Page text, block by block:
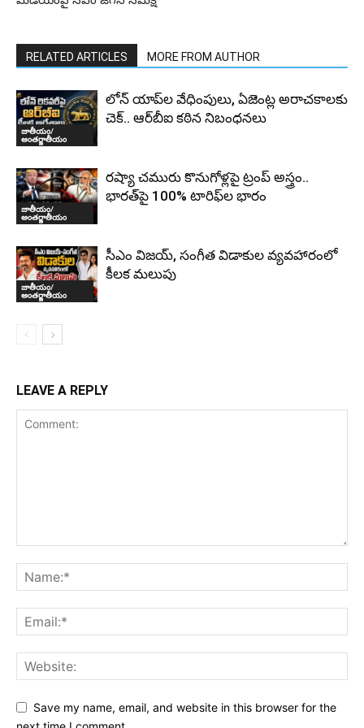
RELATED ARTICLES MORE FROM AUTHOR
జాతీయం/
అంతర్జాతీయం
లోన్ యాప్‌ల వేధింపులు, ఏజెంట్ల అరాచకాలకు
చెక్.. ఆర్‌బీఐ కఠిన నిబంధనలు
జాతీయం/
అంతర్జాతీయం
రష్యా చమురు కొనుగోళ్లపై ట్రంప్ అస్త్రం..
భారత్‌పై 100% టారిఫ్‌ల భారం
జాతీయం/
అంతర్జాతీయం
సీఎం విజయ్, సంగీత విడాకుల వ్యవహారంలో
కీలక మలుపు
LEAVE A REPLY
Save my name, email, and website in this browser for the